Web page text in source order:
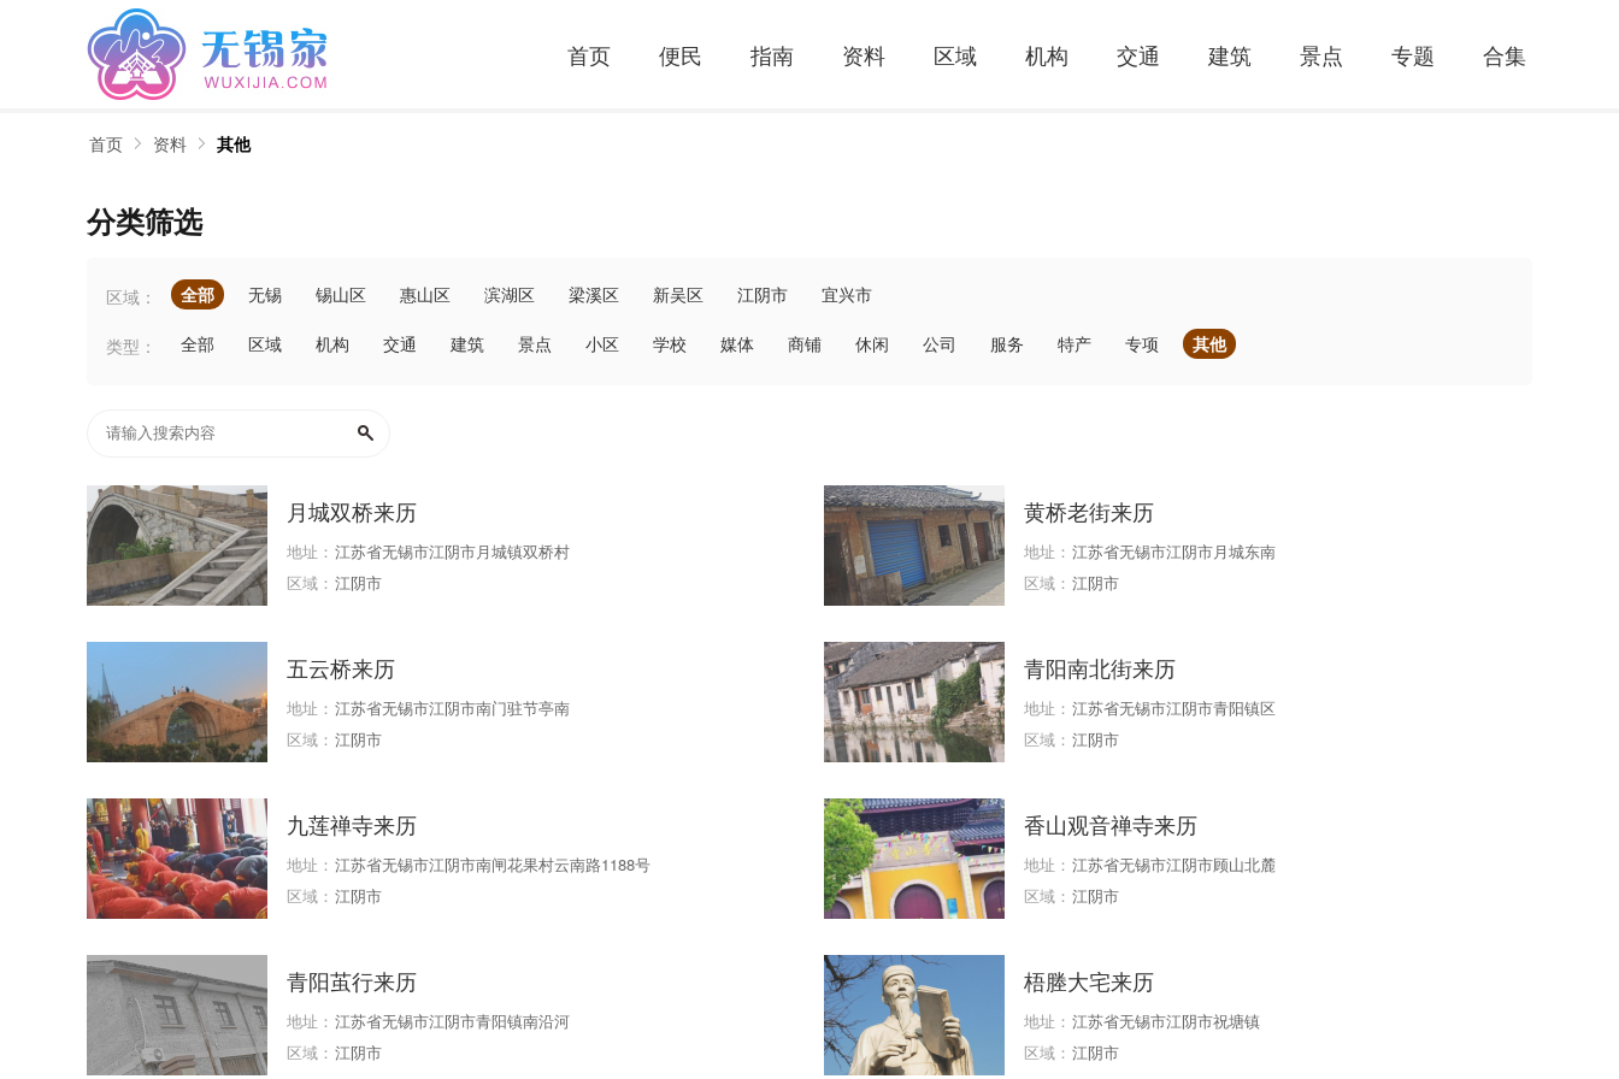
首页 便民 指南 资料 区域 机构 交通 建筑 景点 专题 合集
首页 资料 其他
分类筛选
区域： 全部 无锡 锡山区 惠山区 滨湖区 梁溪区 新吴区 江阴市 宜兴市
类型： 全部 区域 机构 交通 建筑 景点 小区 学校 媒体 商铺 休闲 公司 服务 特产 专项 其他
月城双桥来历
地址： 江苏省无锡市江阴市月城镇双桥村
区域： 江阴市
黄桥老街来历
地址： 江苏省无锡市江阴市月城东南
区域： 江阴市
五云桥来历
地址： 江苏省无锡市江阴市南门驻节亭南
区域： 江阴市
青阳南北街来历
地址： 江苏省无锡市江阴市青阳镇区
区域： 江阴市
九莲禅寺来历
地址： 江苏省无锡市江阴市南闸花果村云南路1188号
区域： 江阴市
香山观音禅寺来历
地址： 江苏省无锡市江阴市顾山北麓
区域： 江阴市
青阳茧行来历
地址： 江苏省无锡市江阴市青阳镇南沿河
区域： 江阴市
梧塍大宅来历
地址： 江苏省无锡市江阴市祝塘镇
区域： 江阴市